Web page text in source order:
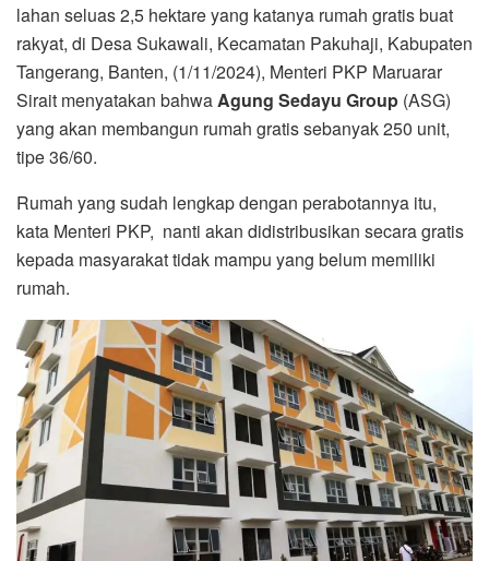
lahan seluas 2,5 hektare yang katanya rumah gratis buat
rakyat, di Desa Sukawali, Kecamatan Pakuhaji, Kabupaten
Tangerang, Banten, (1/11/2024), Menteri PKP Maruarar
Sirait menyatakan bahwaAgung Sedayu Group (ASG)
yang akan membangun rumah gratis sebanyak 250 unit,
tipe 36/60.
Rumah yang sudah lengkap dengan perabotannya itu,
kata Menteri PKP, nanti akan didistribusikan secara gratis
kepada masyarakat tidak mampu yang belum memiliki
rumah.